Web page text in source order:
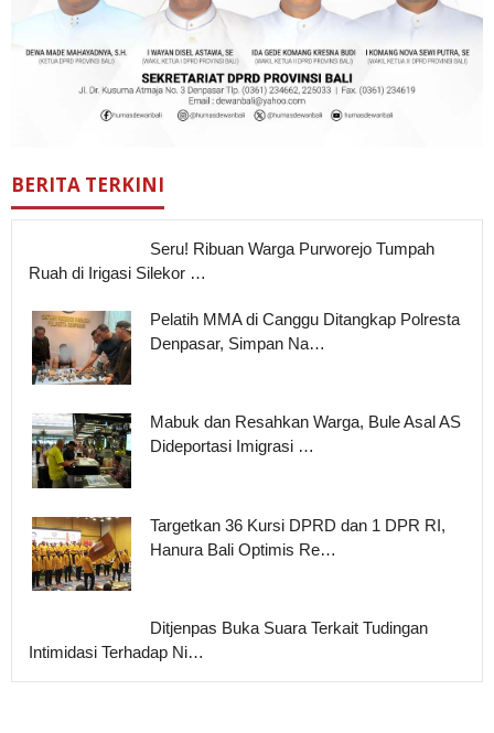
BERITA TERKINI
Seru! Ribuan Warga Purworejo Tumpah
Ruah di Irigasi Silekor …
Pelatih MMA di Canggu Ditangkap Polresta
Denpasar, Simpan Na…
Mabuk dan Resahkan Warga, Bule Asal AS
Dideportasi Imigrasi …
Targetkan 36 Kursi DPRD dan 1 DPR RI,
Hanura Bali Optimis Re…
Ditjenpas Buka Suara Terkait Tudingan
Intimidasi Terhadap Ni…